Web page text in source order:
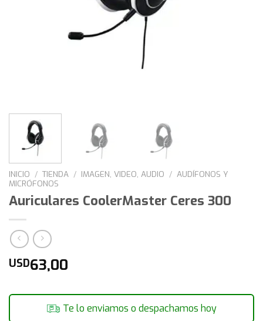
INICIO / TIENDA / IMAGEN, VIDEO, AUDIO / AUDÍFONOS Y
MICRÓFONOS
Auriculares CoolerMaster Ceres 300
USD63,00
Te lo enviamos o despachamos hoy